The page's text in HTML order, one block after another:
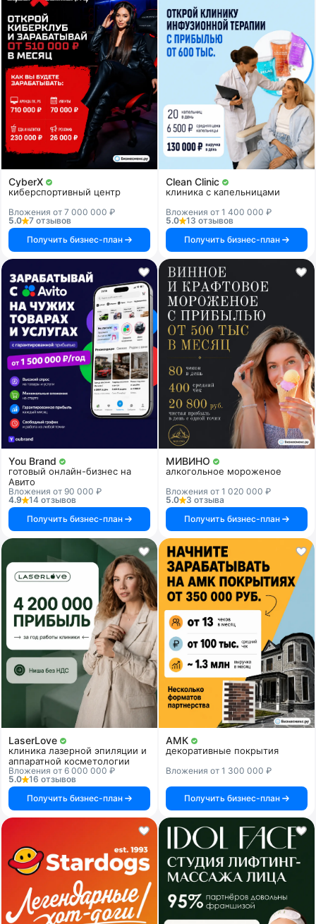
CyberX
киберспортивный центр
Вложения от 7 000 000 ₽
5.0
7 отзывов
Получить бизнес-план
Clean Clinic
клиника с капельницами
Вложения от 1 400 000 ₽
5.0
13 отзывов
Получить бизнес-план
You Brand
готовый онлайн-бизнес на
Авито
Вложения от 90 000 ₽
4.9
14 отзывов
Получить бизнес-план
МИВИНО
алкогольное мороженое
Вложения от 1 020 000 ₽
5.0
3 отзыва
Получить бизнес-план
LaserLove
клиника лазерной эпиляции и
аппаратной косметологии
Вложения от 6 000 000 ₽
5.0
16 отзывов
Получить бизнес-план
АМК
декоративные покрытия
Вложения от 1 300 000 ₽
Получить бизнес-план